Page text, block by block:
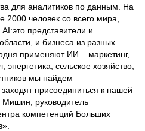
для аналитиков по данным. На
2000 человек со всего мира,
представители и
и бизнеса из разных
применяют ИИ – маркетинг,
сельское хозяйство,
мы найдем
присоединиться к нашей
Мишин, руководитель
компетенций Больших